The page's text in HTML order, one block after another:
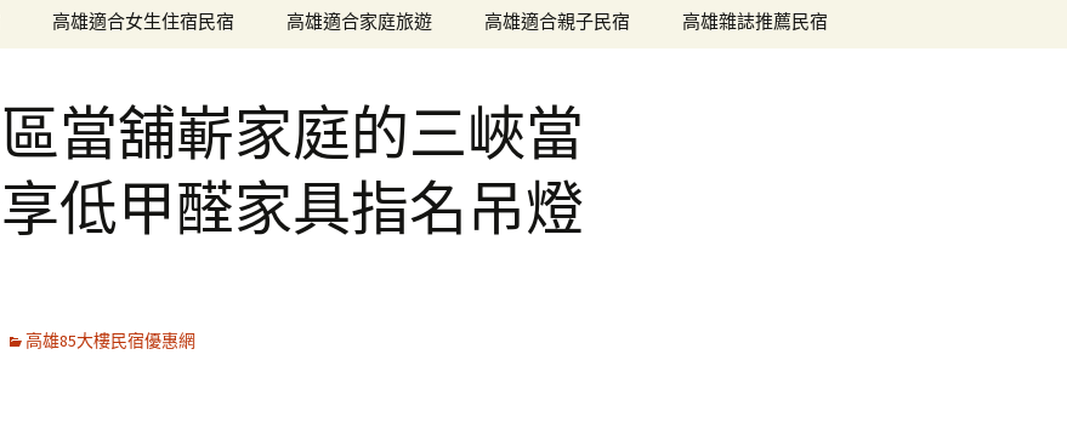
高雄適合女生住宿民宿 高雄適合家庭旅遊 高雄適合親子民宿 高雄雜誌推薦民宿
當舖嶄家庭的三峽當
低甲醛家具指名吊燈
高雄85大樓民宿優惠網